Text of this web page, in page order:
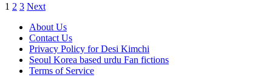
Posts
pagination
1 2 3 Next
About Us
Contact Us
Privacy Policy for Desi Kimchi
Seoul Korea based urdu Fan fictions
Terms of Service